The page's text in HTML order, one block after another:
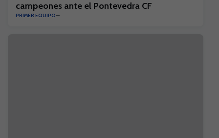
campeones ante el Pontevedra CF
PRIMER EQUIPO